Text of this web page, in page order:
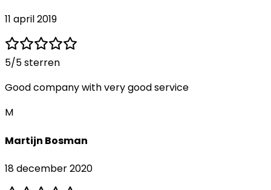
11 april 2019
5/5 sterren
Good company with very good service
M
Martijn Bosman
18 december 2020